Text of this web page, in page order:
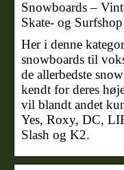
Snowboards –
Skate- og Surfshop
Her i denne
snowboards til
de allerbedste
kendt for deres
vil blandt andet
Yes, Roxy, DC,
Slash og K2.